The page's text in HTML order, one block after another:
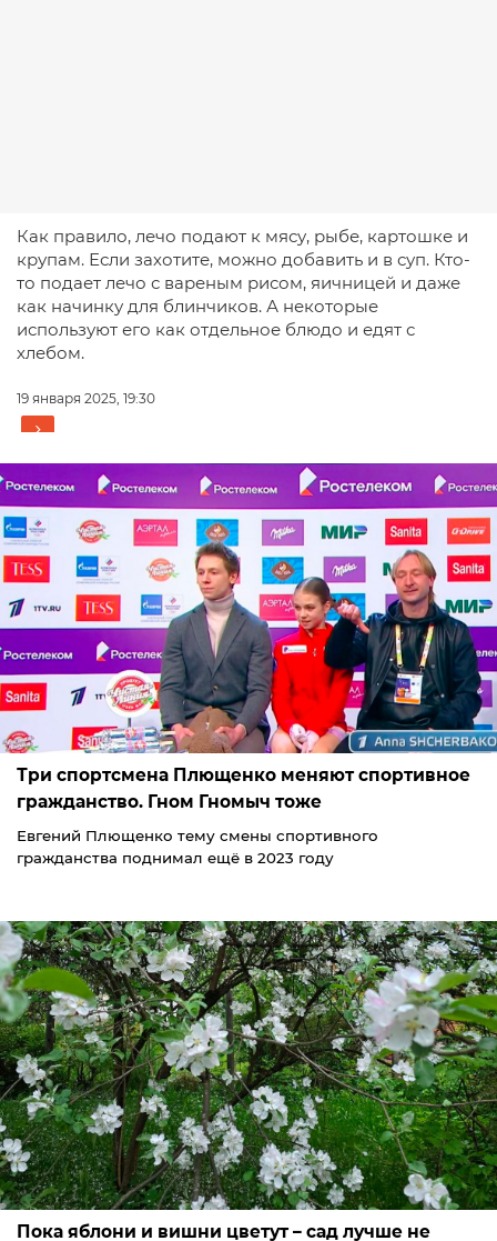
Как правило, лечо подают к мясу, рыбе, картошке и
крупам. Если захотите, можно добавить и в суп. Кто-
то подает лечо с вареным рисом, яичницей и даже
как начинку для блинчиков. А некоторые
используют его как отдельное блюдо и едят с
хлебом.
19 января 2025, 19:30
Три спортсмена Плющенко меняют спортивное
гражданство. Гном Гномыч тоже
Евгений Плющенко тему смены спортивного
гражданства поднимал ещё в 2023 году
Пока яблони и вишни цветут – сад лучше не